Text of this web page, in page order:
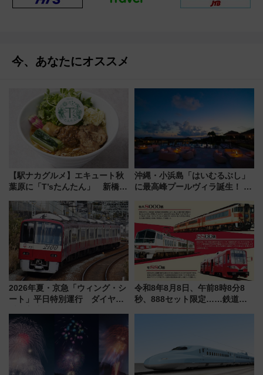
今、あなたにオススメ
【駅ナカグルメ】エキュート秋
葉原に「T’sたんたん」 新橋に
饅」、オムライス専門店「肉と
たまご」新グルメ続々登場！
【2026年8月】
沖縄・小浜島「はいむるぶし」
に最高峰プールヴィラ誕生！ 石
美旅「何もしない贅沢」を体験
してみない？
2026年夏・京急「ウィング・シ
ート」平日特別運行 ダイヤ・
三浦海岸を堪能できるお出かけ
プランもご紹介
令和8年8月8日、午前8時8分8
秒、888セット限定……鉄道各